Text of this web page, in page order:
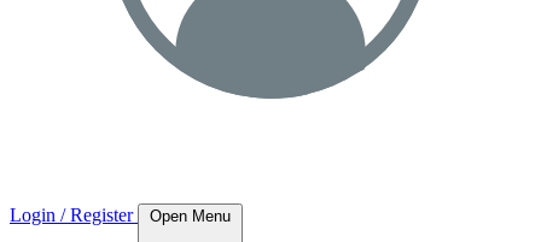
Login / Register Open Menu